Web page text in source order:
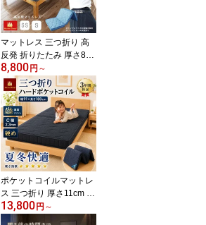
可能 圧縮梱包 起毛生地
軽いソファ 軽量 搬入し
やすい 高反発 クレセン
ト
マットレス 三つ折り 高
反発 折りたたみ 厚さ8c
m シングル セミシングル
シングル 7層構造 130N
ショートシングル 一体型
コンパクト 子供用 2段ベ
ッド 一人暮らし 来客用
Murren Sleep キッズ 両
面仕様 コンパクト 小さ
い 敷布団 90×180cm
8,800 円 ～
ポケットコイルマットレ
ス 三つ折り 厚さ11cm 硬
め セミシングル シング
ル シングルショートセミ
13,800 円 ～